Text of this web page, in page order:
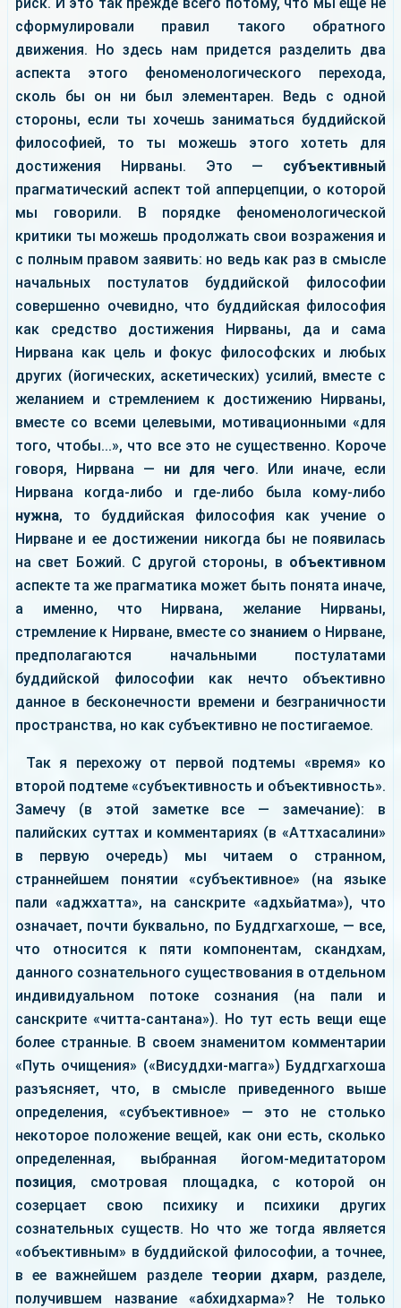
сформулировали правил такого обратного
движения. Но здесь нам придется разделить два
аспекта этого феноменологического перехода,
сколь бы он ни был элементарен. Ведь с одной
стороны, если ты хочешь заниматься буддийской
философией, то ты можешь этого хотеть для
достижения Нирваны. Это — субъективный
прагматический аспект той апперцепции, о которой
мы говорили. В порядке феноменологической
критики ты можешь продолжать свои возражения и
с полным правом заявить: но ведь как раз в смысле
начальных постулатов буддийской философии
совершенно очевидно, что буддийская философия
как средство достижения Нирваны, да и сама
Нирвана как цель и фокус философских и любых
других (йогических, аскетических) усилий, вместе с
желанием и стремлением к достижению Нирваны,
вместе со всеми целевыми, мотивационными «для
того, чтобы...», что все это не существенно. Короче
говоря, Нирвана — ни для чего. Или иначе, если
Нирвана когда-либо и где-либо была кому-либо
нужна, то буддийская философия как учение о
Нирване и ее достижении никогда бы не появилась
на свет Божий. С другой стороны, в объективном
аспекте та же прагматика может быть понята иначе,
а именно, что Нирвана, желание Нирваны,
стремление к Нирване, вместе сознанием о Нирване,
предполагаются начальными постулатами
буддийской философии как нечто объективно
данное в бесконечности времени и безграничности
пространства, но как субъективно не постигаемое.
Так я перехожу от первой подтемы «время» ко
второй подтеме «субъективность и объективность».
Замечу (в этой заметке все — замечание): в
палийских суттах и комментариях (в «Аттхасалини»
в первую очередь) мы читаем о странном,
страннейшем понятии «субъективное» (на языке
пали «аджхатта», на санскрите «адхьйатма»), что
означает, почти буквально, по Буддгхагхоше, — все,
что относится к пяти компонентам, скандхам,
данного сознательного существования в отдельном
индивидуальном потоке сознания (на пали и
санскрите «читта-сантана»). Но тут есть вещи еще
более странные. В своем знаменитом комментарии
«Путь очищения» («Висуддхи-магга») Буддгхагхоша
разъясняет, что, в смысле приведенного выше
определения, «субъективное» — это не столько
некоторое положение вещей, как они есть, сколько
определенная, выбранная йогом-медитатором
позиция, смотровая площадка, с которой он
созерцает свою психику и психики других
сознательных существ. Но что же тогда является
«объективным» в буддийской философии, а точнее,
в ее важнейшем разделе теории дхарм, разделе,
получившем название «абхидхарма»? Не только